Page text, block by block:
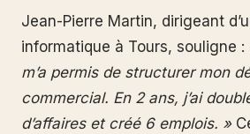
Jean-Pierre Martin, dirigeant
informatique à Tours, souligne :
m’a permis de structurer mon
commercial. En 2 ans, j’ai
d’affaires et créé 6 emplois. »